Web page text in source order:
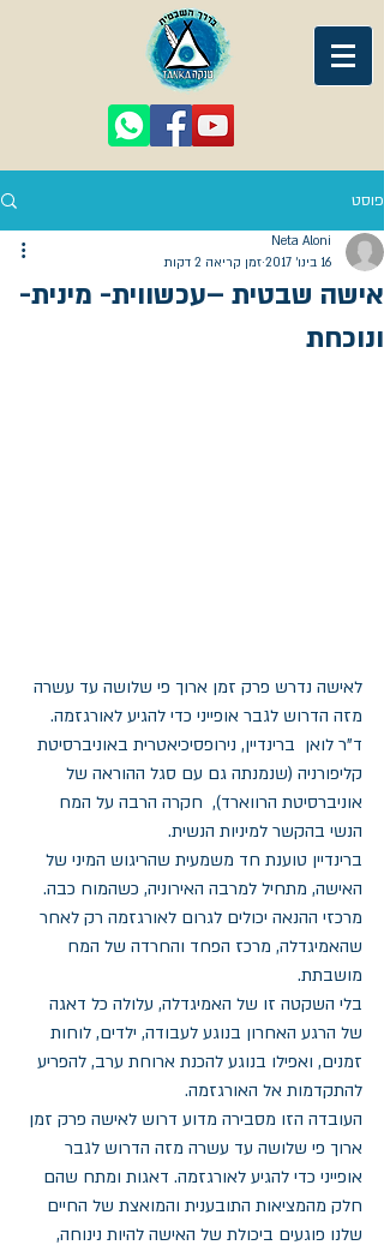
פוסט
אישה שבטית –עכשווית- מינית-
ונוכחת
Neta Aloni
16 בינו׳ 2017
זמן קריאה 2 דקות
לאישה נדרש פרק זמן ארוך פי שלושה עד עשרה
מזה הדרוש לגבר אופייני כדי להגיע לאורגזמה.
ד"ר לואן  ברינדיין, נירופסיכיאטרית באוניברסיטת
קליפורניה (שנמנתה גם עם סגל ההוראה של
אוניברסיטת הרווארד),  חקרה הרבה על המח
הנשי בהקשר למיניות הנשית.
ברינדיין טוענת חד משמעית שהריגוש המיני של
האישה, מתחיל למרבה האירוניה, כשהמוח כבה.
מרכזי ההנאה יכולים לגרום לאורגזמה רק לאחר
שהאמיגדלה, מרכז הפחד והחרדה של המח
מושבתת.
בלי השקטה זו של האמיגדלה, עלולה כל דאגה
של הרגע האחרון בנוגע לעבודה, ילדים, לוחות
זמנים, ואפילו בנוגע להכנת ארוחת ערב, להפריע
להתקדמות אל האורגזמה.
העובדה הזו מסבירה מדוע דרוש לאישה פרק זמן
ארוך פי שלושה עד עשרה מזה הדרוש לגבר
אופייני כדי להגיע לאורגזמה. דאגות ומתח שהם
חלק מהמציאות התובענית והמואצת של החיים
שלנו פוגעים ביכולת של האישה להיות נינוחה,